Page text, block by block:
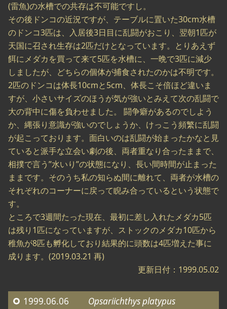
(雷魚)の水槽での共存は不可能ですし。
その後ドンコの近況ですが、テーブルに置いた30cm水槽
のドンコ3匹は、入居後3日目に乱闘がおこり、翌朝1匹が
天国に召され生存は2匹だけとなっています。とりあえず
餌にメダカを買って来て5匹を水槽に、一晩で3匹に減少
しましたが、どちらの個体が捕食されたのかは不明です。
2匹のドンコは体長10cmと5cm、体長こそ倍ほど違いま
すが、小さいサイズのほうが気が強いとみえて次の乱闘で
大の背中に傷を負わせました。 闘争癖があるのでしよう
か、縄張り意識が強いのでしょうか、けっこう頻繁に乱闘
が起こっております。面白いのは乱闘が始まったかなと見
ていると派手な立会い劇の後、両者重なり合ったままで、
相撲で言う”水いり”の状態になり、長い間時間が止まった
ままです。そのうち私の知らぬ間に離れて、両者が水槽の
それぞれのコーナーに戻って睨み合っているという状態で
す。
ところで3週間たった現在、最初に差し入れたメダカ5匹
は残り1匹になっていますが、ストックのメダカ10匹から
稚魚が8匹も孵化しており結果的に頭数は4匹増えた事に
成ります。(2019.03.21 再)
更新日付：1999.05.02
1999.06.06 Opsariichthys platypus